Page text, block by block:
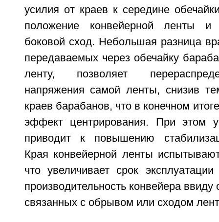
усилия от краев к середине
положение конвейерной ленты и
боковой сход. Небольшая разница
передаваемых через обечайку
ленту, позволяет
напряжения самой ленты, снизив
краев барабанов, что в конечном
эффект центрирования. При этом
приводит к повышению
Края конвейерной ленты
что увеличивает срок
производительность конвейера ввиду
связанных с обрывом или сходом